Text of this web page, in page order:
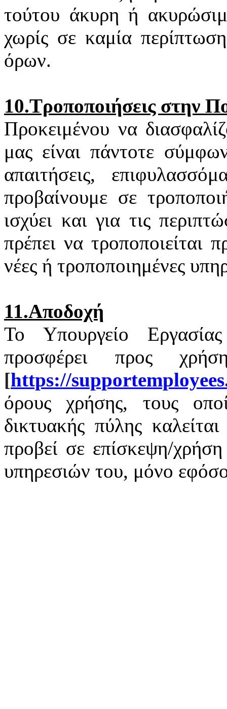
τούτου άκυρη ή
χωρίς σε καμία
όρων.
10.Τροποποιήσεις στην
Προκειμένου να
μας είναι πάντοτε
απαιτήσεις,
προβαίνουμε σε
ισχύει και για τις
πρέπει να τροποποιείται
νέες ή τροποποιημένες
11.Αποδοχή
Το Υπουργείο
προσφέρει προς
[https://supportemployees
όρους χρήσης, τους
δικτυακής πύλης
προβεί σε επίσκεψη/
υπηρεσιών του, μόνο